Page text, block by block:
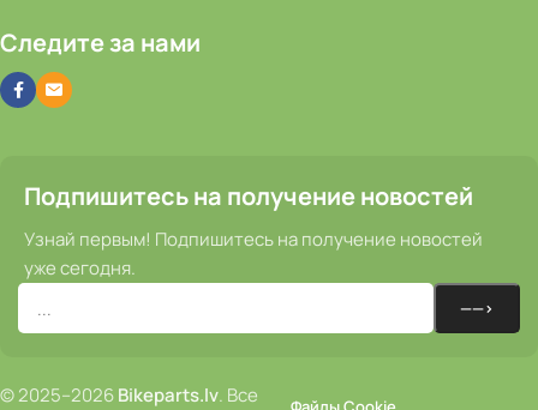
Следите за нами
Подпишитесь на получение новостей
Узнай первым! Подпишитесь на получение новостей
уже сегодня.
© 2025–2026Bikeparts.lv. Все